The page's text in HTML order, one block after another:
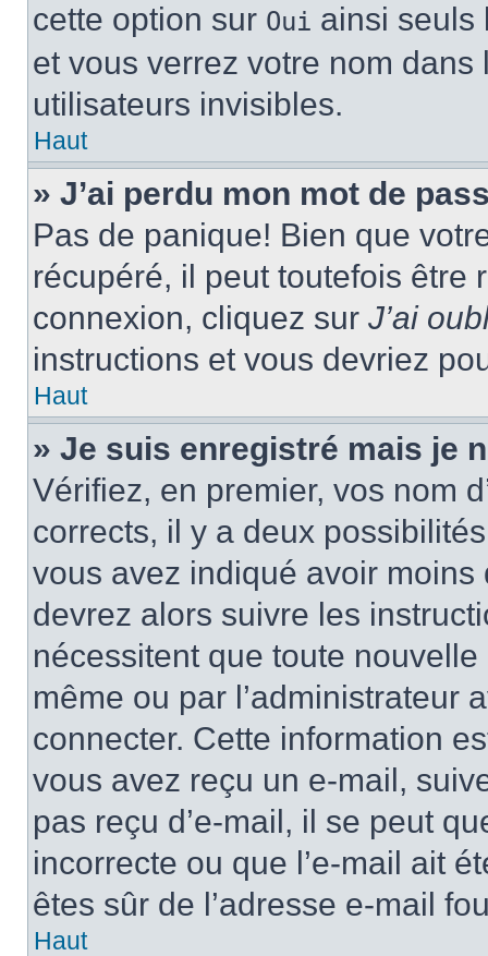
cette option sur Oui ainsi seuls
et vous verrez votre nom
utilisateurs invisibles.
Haut
» J’ai perdu mon mot de
Pas de panique! Bien que
récupéré, il peut toutefois être
connexion, cliquez sur J’ai
instructions et vous devriez
Haut
» Je suis enregistré mais je
Vérifiez, en premier, vos nom
corrects, il y a deux
vous avez indiqué avoir moins
devrez alors suivre les
nécessitent que toute
même ou par l’administrateur
connecter. Cette information
vous avez reçu un e-mail,
pas reçu d’e-mail, il se peut
incorrecte ou que l’e-mail ait
êtes sûr de l’adresse e-mail
Haut